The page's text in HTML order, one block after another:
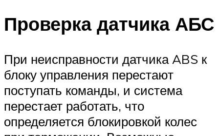
Проверка датчика АБС
При неисправности датчика ABS к
блоку управления перестают
поступать команды, и система
перестает работать, что
определяется блокировкой колес